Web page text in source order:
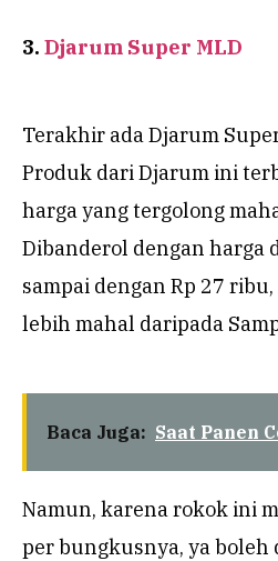
3. Djarum Super MLD
Terakhir ada Djarum
Produk dari Djarum ini
harga yang tergolong
Dibanderol dengan harga
sampai dengan Rp 27
lebih mahal daripada
Baca Juga: Saat Panen
Namun, karena rokok ini
per bungkusnya, ya boleh